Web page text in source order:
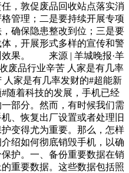
，敦促废品回收站点落实消
管理；二是要持续开展专项
确保隐患整改到位；三是要
，开展形式多样的宣传和警
效果。 来源 | 羊城晚报·羊
品行业辛苦 人家是有几率
家是有几率发财的#超能新
随着科技的发展，手机已经
部分。然而，有时候我们需
、恢复出厂设置或者处理旧
变得尤为重要。那么，怎样
绍如何彻底销毁手机，以确
护。一、备份重要数据在销
重要数据。这些数据包括照